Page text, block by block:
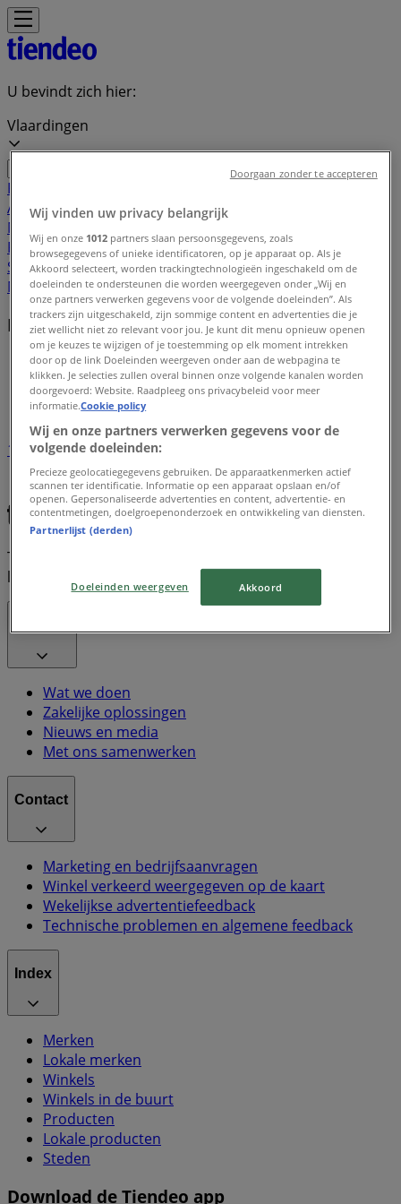
U bevindt zich hier:
Vlaardingen
Featured
AccessoiresWarenhuisBouwmarkt & Tuin
Meubels
ParfumerieBaby, Kind &
SpeelgoedSportRestaurantsOpticienBoeken &
MuziekAuto & FietsBiomarktVakantie & Reizen
Lokale merken
Tiendeo in Vlaardingen»
Merkindex
1
Breda
Tiendeo is onderdeel van Shopfully, het techbedrijf dat
lokaal winkelen wereldwijd opnieuw uitvindt.
Wat we doen
Zakelijke oplossingen
Nieuws en media
Met ons samenwerken
Contact
Marketing en bedrijfsaanvragen
Winkel verkeerd weergegeven op de kaart
Wekelijkse advertentiefeedback
Technische problemen en algemene feedback
Index
Merken
Lokale merken
Winkels
Winkels in de buurt
Producten
Lokale producten
Steden
Download de Tiendeo app
Wij vinden uw privacy belangrijk
Wij en onze 1012 partners slaan persoonsgegevens, zoals
browsegegevens of unieke identificatoren, op je apparaat op. Als je
Akkoord selecteert, worden trackingtechnologieën ingeschakeld om de
doeleinden te ondersteunen die worden weergegeven onder „Wij en
onze partners verwerken gegevens voor de volgende doeleinden”. Als
trackers zijn uitgeschakeld, zijn sommige content en advertenties die je
ziet wellicht niet zo relevant voor jou. Je kunt dit menu opnieuw openen
om je keuzes te wijzigen of je toestemming op elk moment intrekken
door op de link Doeleinden weergeven onder aan de webpagina te
klikken. Je selecties zullen overal binnen onze volgende kanalen worden
doorgevoerd: Website. Raadpleeg ons privacybeleid voor meer
informatie.Cookie policy
Wij en onze partners verwerken gegevens voor de
volgende doeleinden:
Precieze geolocatiegegevens gebruiken. De apparaatkenmerken actief
scannen ter identificatie. Informatie op een apparaat opslaan en/of
openen. Gepersonaliseerde advertenties en content, advertentie- en
contentmetingen, doelgroepenonderzoek en ontwikkeling van diensten.
Partnerlijst (derden)
Doeleinden weergeven Akkoord
Doorgaan zonder te accepteren